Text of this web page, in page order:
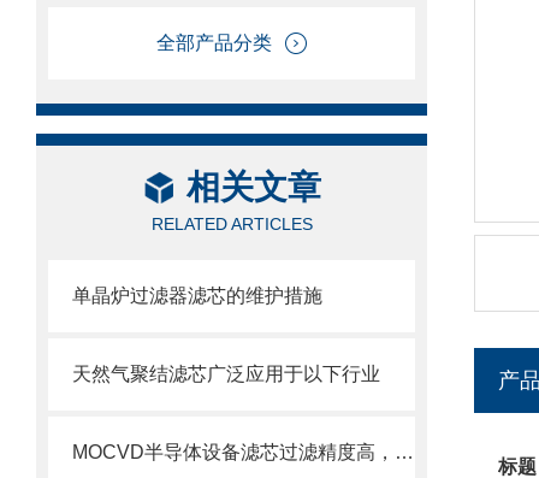
全部产品分类
相关文章
RELATED ARTICLES
单晶炉过滤器滤芯的维护措施
天然气聚结滤芯广泛应用于以下行业
MOCVD半导体设备滤芯过滤精度高，使用寿命长
产
标